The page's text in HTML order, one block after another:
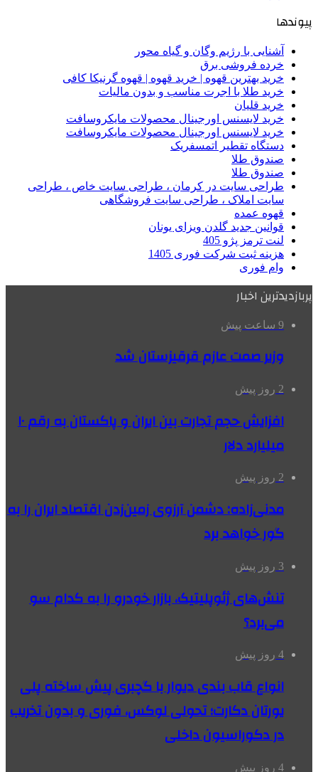
پیوندها
آشنایی با رژیم وگان و گیاه محور
خرده فروشی برق
خرید بهترین قهوه | خرید قهوه | قهوه گرنیکا کافی
خرید طلا با اجرت مناسب و بدون مالیات
خرید قلیان
خرید لایسنس اورجینال محصولات مایکروسافت
خرید لایسنس اورجینال محصولات مایکروسافت
دستگاه تقطیر اتمسفریک
صندوق طلا
صندوق طلا
طراحی سایت در کرمان ، طراحی سایت خاص ، طراحی
سایت املاک ، طراحی سایت فروشگاهی
قهوه عمده
قوانین جدید گلدن ویزای یونان
لنت ترمز پژو 405
هزینه ثبت شرکت فوری 1405
وام فوری
پربازدیدترین اخبار
9 ساعت پیش
وزیر صمت عازم قرقیزستان شد
2 روز پیش
افزایش حجم تجارت بین ایران و پاکستان به رقم ۱۰
میلیارد دلار
2 روز پیش
مدنی‌زاده: دشمن آرزوی زمین‌زدن اقتصاد ایران را به
گور خواهد برد
3 روز پیش
تنش‌های ژئوپلیتیک، بازار خودرو را به کدام سو
می‌برد؟
4 روز پیش
انواع قاب بندی دیوار با گچبری پیش ساخته پلی
یورتان دکارت؛ تحولی لوکس، فوری و بدون تخریب
در دکوراسیون داخلی
4 روز پیش